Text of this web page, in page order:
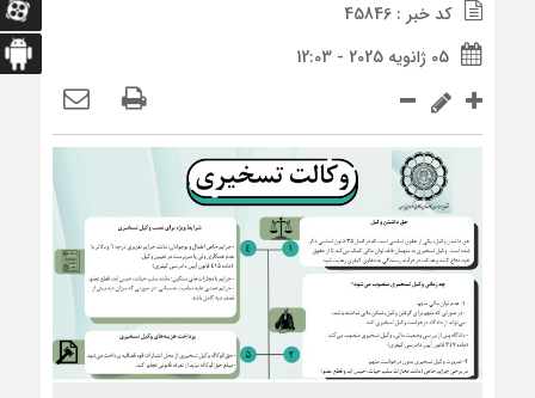
کد خبر : 45846
05 ژانویه 2025 - 12:03